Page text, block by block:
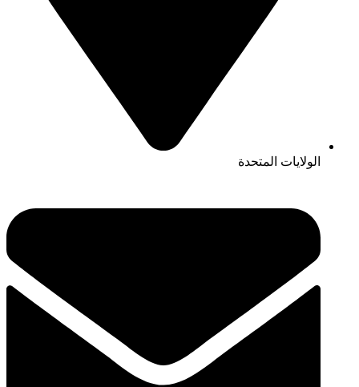
الولايات المتحدة